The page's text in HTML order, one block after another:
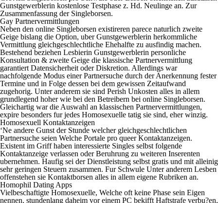
Gunstgewerblerin kostenlose Testphase z. Hd. Neulinge an. Zur
Zusammenfassung der Singleborsen.
Gay Partnervermittlungen
Neben den online Singleborsen existireren parece naturlich zweite
Geige bislang die Option, uber Gunstgewerblerin herkommliche
Vermittlung gleichgeschlechtliche Ehehalfte zu ausfindig machen.
Bestehend beziehen Lesbierin Gunstgewerblerin personliche
Konsultation & zweite Geige die klassische Partnervermittlung
garantiert Datensicherheit oder Diskretion. Allerdings war
nachfolgende Modus einer Partnersuche durch der Anerkennung fester
Termine und in Folge dessen bei dem gewissen Zeitaufwand
zugehorig. Unter anderem sie sind Perish Unkosten alles in allem
grundlegend hoher wie bei den Betreibern bei online Singleborsen.
Gleichartig war die Auswahl an klassischen Partnervermittlungen,
expire besonders fur jedes Homosexuelle tatig sie sind, eher winzig.
Homosexuell Kontaktanzeigen
‘Ne andere Gunst der Stunde welcher gleichgeschlechtlichen
Partnersuche seien Welche Portale pro queer Kontaktanzeigen.
Existent im Griff haben interessierte Singles selbst folgende
Kontaktanzeige verlassen oder Beruhrung zu weiteren Inserenten
ubernehmen. Haufig sei der Dienstleistung selbst gratis und mit alleinig
sehr geringen Steuern zusammen. Fur Schwule Unter anderem Lesben
offenstehen sie Kontaktborsen alles in allem eigene Rubriken an.
Homophil Dating Apps
Vielbeschaftigte Homosexuelle, Welche oft keine Phase sein Eigen
nennen, stundenlang daheim vor einem PC bekifft Haftstrafe verbu?en,